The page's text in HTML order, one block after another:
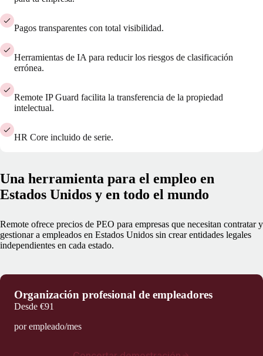
Pagos transparentes con total visibilidad.
Herramientas de IA para reducir los riesgos de clasificación
errónea.
Remote IP Guard facilita la transferencia de la propiedad
intelectual.
HR Core incluido de serie.
Una herramienta para el empleo en
Estados Unidos y en todo el mundo
Remote ofrece precios de PEO para empresas que necesitan contratar y
gestionar a empleados en Estados Unidos sin crear entidades legales
independientes en cada estado.
Organización profesional de empleadores
Desde €91
por empleado/mes